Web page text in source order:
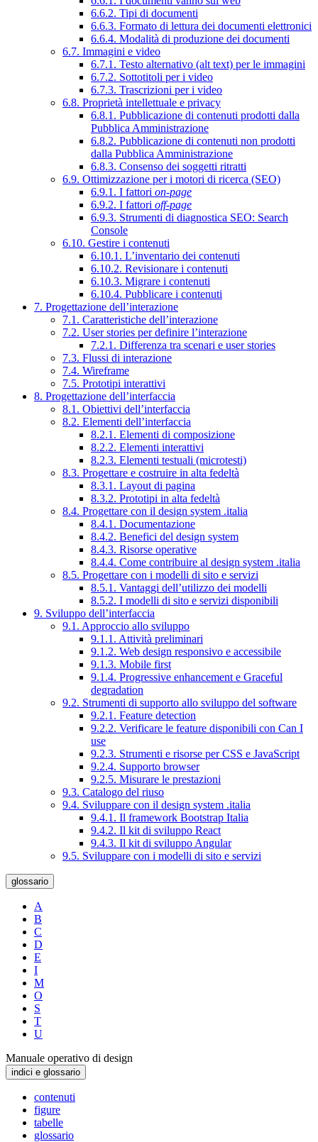
6.6.2. Tipi di documenti
6.6.3. Formato di lettura dei documenti elettronici
6.6.4. Modalità di produzione dei documenti
6.7. Immagini e video
6.7.1. Testo alternativo (alt text) per le immagini
6.7.2. Sottotitoli per i video
6.7.3. Trascrizioni per i video
6.8. Proprietà intellettuale e privacy
6.8.1. Pubblicazione di contenuti prodotti dalla
Pubblica Amministrazione
6.8.2. Pubblicazione di contenuti non prodotti
dalla Pubblica Amministrazione
6.8.3. Consenso dei soggetti ritratti
6.9. Ottimizzazione per i motori di ricerca (SEO)
6.9.1. I fattori on-page
6.9.2. I fattori off-page
6.9.3. Strumenti di diagnostica SEO: Search
Console
6.10. Gestire i contenuti
6.10.1. L’inventario dei contenuti
6.10.2. Revisionare i contenuti
6.10.3. Migrare i contenuti
6.10.4. Pubblicare i contenuti
7. Progettazione dell’interazione
7.1. Caratteristiche dell’interazione
7.2. User stories per definire l’interazione
7.2.1. Differenza tra scenari e user stories
7.3. Flussi di interazione
7.4. Wireframe
7.5. Prototipi interattivi
8. Progettazione dell’interfaccia
8.1. Obiettivi dell’interfaccia
8.2. Elementi dell’interfaccia
8.2.1. Elementi di composizione
8.2.2. Elementi interattivi
8.2.3. Elementi testuali (microtesti)
8.3. Progettare e costruire in alta fedeltà
8.3.1. Layout di pagina
8.3.2. Prototipi in alta fedeltà
8.4. Progettare con il design system .italia
8.4.1. Documentazione
8.4.2. Benefici del design system
8.4.3. Risorse operative
8.4.4. Come contribuire al design system .italia
8.5. Progettare con i modelli di sito e servizi
8.5.1. Vantaggi dell’utilizzo dei modelli
8.5.2. I modelli di sito e servizi disponibili
9. Sviluppo dell’interfaccia
9.1. Approccio allo sviluppo
9.1.1. Attività preliminari
9.1.2. Web design responsivo e accessibile
9.1.3. Mobile first
9.1.4. Progressive enhancement e Graceful
degradation
9.2. Strumenti di supporto allo sviluppo del software
9.2.1. Feature detection
9.2.2. Verificare le feature disponibili con Can I
use
9.2.3. Strumenti e risorse per CSS e JavaScript
9.2.4. Supporto browser
9.2.5. Misurare le prestazioni
9.3. Catalogo del riuso
9.4. Sviluppare con il design system .italia
9.4.1. Il framework Bootstrap Italia
9.4.2. Il kit di sviluppo React
9.4.3. Il kit di sviluppo Angular
9.5. Sviluppare con i modelli di sito e servizi
glossario
A
B
C
D
E
I
M
O
S
T
U
Manuale operativo di design
indici e glossario
contenuti
figure
tabelle
glossario